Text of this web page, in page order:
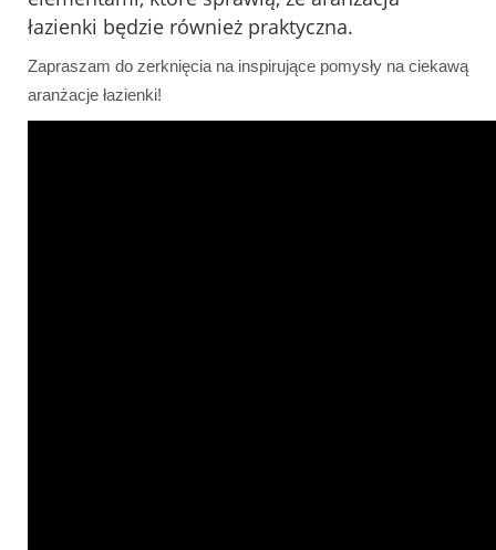
łazienki będzie również praktyczna.
Zapraszam do zerknięcia na inspirujące pomysły na ciekawą
aranżacje łazienki!